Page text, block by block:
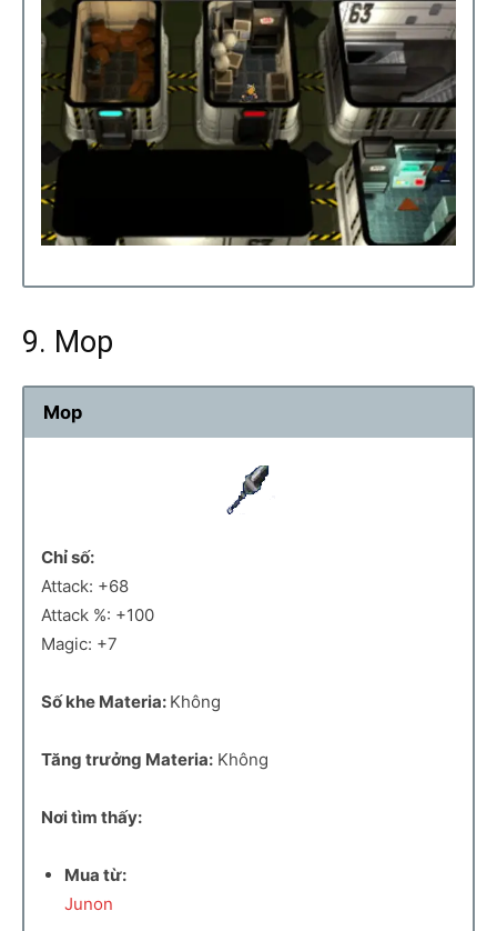
9. Mop
Mop
Chỉ số:
Attack: +68
Attack %: +100
Magic: +7
Số khe Materia: Không
Tăng trưởng Materia: Không
Nơi tìm thấy:
Mua từ:
Junon